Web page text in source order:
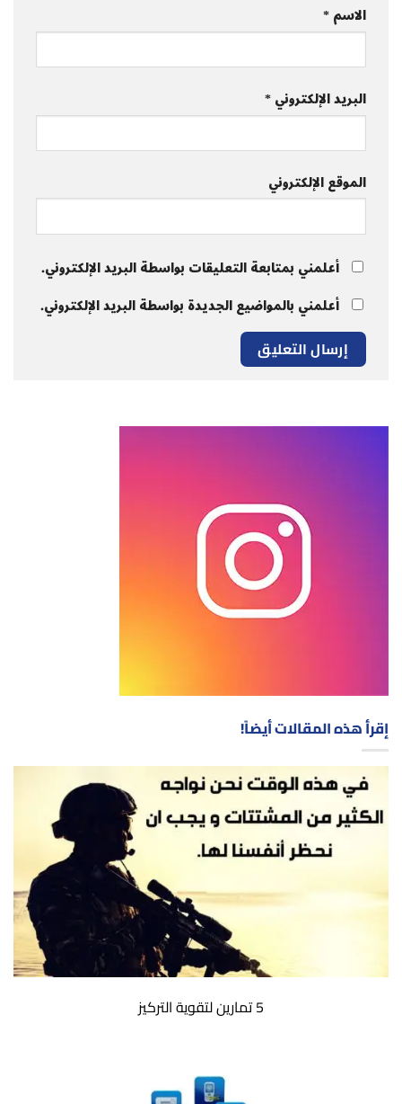
الاسم*
البريد الإلكتروني*
الموقع الإلكتروني
أعلمني بمتابعة التعليقات بواسطة البريد الإلكتروني.
أعلمني بالمواضيع الجديدة بواسطة البريد الإلكتروني.
إقرأ هذه المقالات أيضاً!
5 تمارين لتقوية التركيز